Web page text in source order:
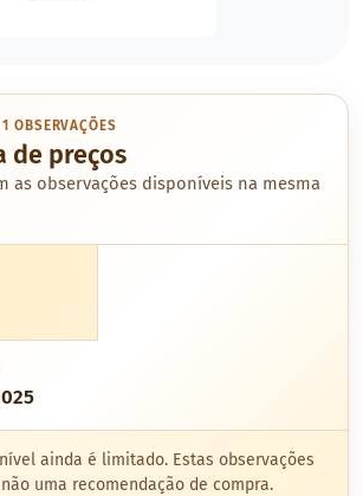
OBSERVAÇÕES
de preços
as observações disponíveis na mesma
ainda é limitado. Estas observações
uma recomendação de compra.